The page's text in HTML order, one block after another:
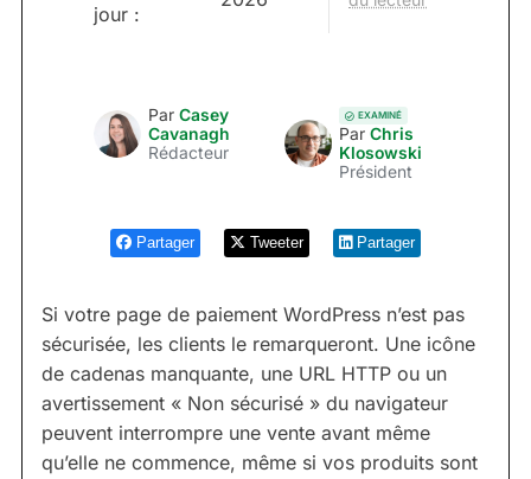
jour :
Par Casey
Cavanagh
Rédacteur
EXAMINÉ
Par Chris
Klosowski
Président
Partager Tweeter Partager
Si votre page de paiement WordPress n’est pas
sécurisée, les clients le remarqueront. Une icône
de cadenas manquante, une URL HTTP ou un
avertissement « Non sécurisé » du navigateur
peuvent interrompre une vente avant même
qu’elle ne commence, même si vos produits sont